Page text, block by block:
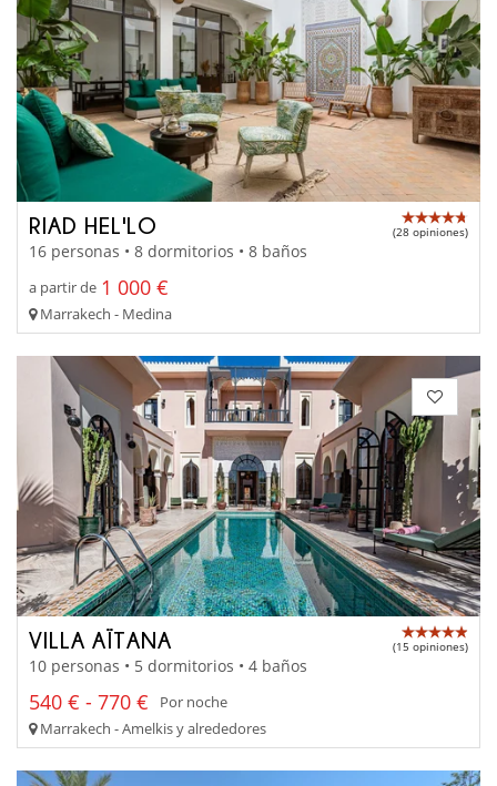
RIAD HEL'LO (28 opiniones)
16 personas • 8 dormitorios • 8 baños
a partir de 1 000 €
Marrakech - Medina
VILLA AÏTANA (15 opiniones)
10 personas • 5 dormitorios • 4 baños
540 € - 770 €
Por noche
Marrakech - Amelkis y alrededores